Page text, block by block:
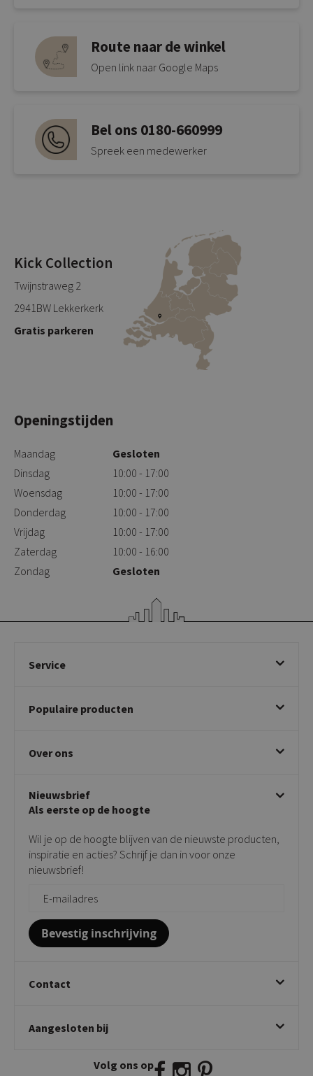
Route naar de winkel
Open link naar Google Maps
Bel ons 0180-660999
Spreek een medewerker
Kick Collection
Twijnstraweg 2
2941BW Lekkerkerk
Gratis parkeren
Openingstijden
Maandag
Gesloten
Dinsdag
10:00 - 17:00
Woensdag
10:00 - 17:00
Donderdag
10:00 - 17:00
Vrijdag
10:00 - 17:00
Zaterdag
10:00 - 16:00
Zondag
Gesloten
Service
Betalen & annuleren
Klachtafhandeling
Privacy policy
Populaire producten
Draaibare eetkamerstoelen
Taupe stoelen
Tuinstoelen
Bijzettafels
Over ons
Showroom
Contact
Onderhoudsproducten
Vloerbescherming
Giftcards
Nieuwsbrief
Als eerste op de hoogte
Wil je op de hoogte blijven van de nieuwste producten,
inspiratie en acties? Schrijf je dan in voor onze
nieuwsbrief!
Bevestig inschrijving
Contact
Twijnstraweg 2
Aangesloten bij
Volg ons op